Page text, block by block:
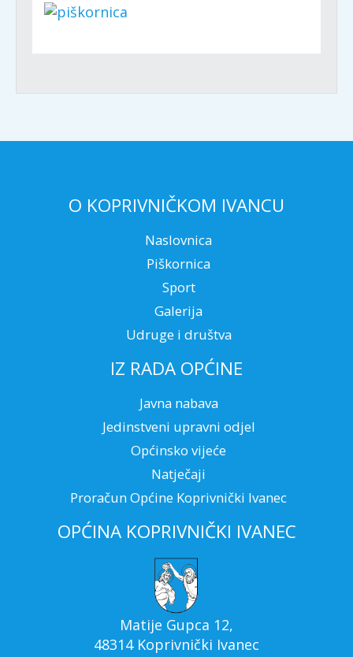
O KOPRIVNIČKOM IVANCU
Naslovnica
Piškornica
Sport
Galerija
Udruge i društva
IZ RADA OPĆINE
Javna nabava
Jedinstveni upravni odjel
Općinsko vijeće
Natječaji
Proračun Općine Koprivnički Ivanec
OPĆINA KOPRIVNIČKI IVANEC
Matije Gupca 12,
48314 Koprivnički Ivanec